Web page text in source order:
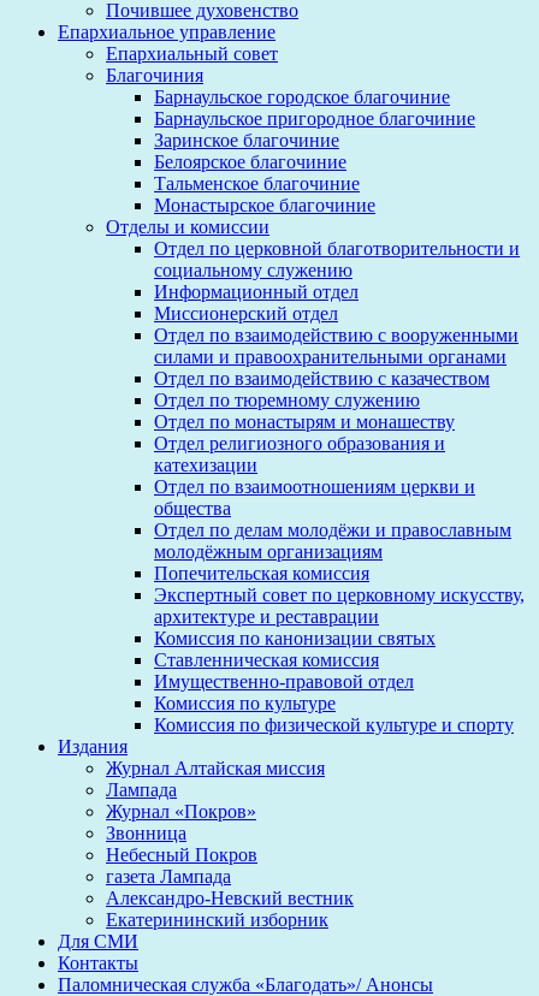
Почившее духовенство
Епархиальное управление
Епархиальный совет
Благочиния
Барнаульское городское благочиние
Барнаульское пригородное благочиние
Заринское благочиние
Белоярское благочиние
Тальменское благочиние
Монастырское благочиние
Отделы и комиссии
Отдел по церковной благотворительности и
социальному служению
Информационный отдел
Миссионерский отдел
Отдел по взаимодействию с вооруженными
силами и правоохранительными органами
Отдел по взаимодействию с казачеством
Отдел по тюремному служению
Отдел по монастырям и монашеству
Отдел религиозного образования и
катехизации
Отдел по взаимоотношениям церкви и
общества
Отдел по делам молодёжи и православным
молодёжным организациям
Попечительская комиссия
Экспертный совет по церковному искусству,
архитектуре и реставрации
Комиссия по канонизации святых
Ставленническая комиссия
Имущественно-правовой отдел
Комиссия по культуре
Комиссия по физической культуре и спорту
Издания
Журнал Алтайская миссия
Лампада
Журнал «Покров»
Звонница
Небесный Покров
газета Лампада
Александро-Невский вестник
Екатерининский изборник
Для СМИ
Контакты
Паломническая служба «Благодать»/ Анонсы